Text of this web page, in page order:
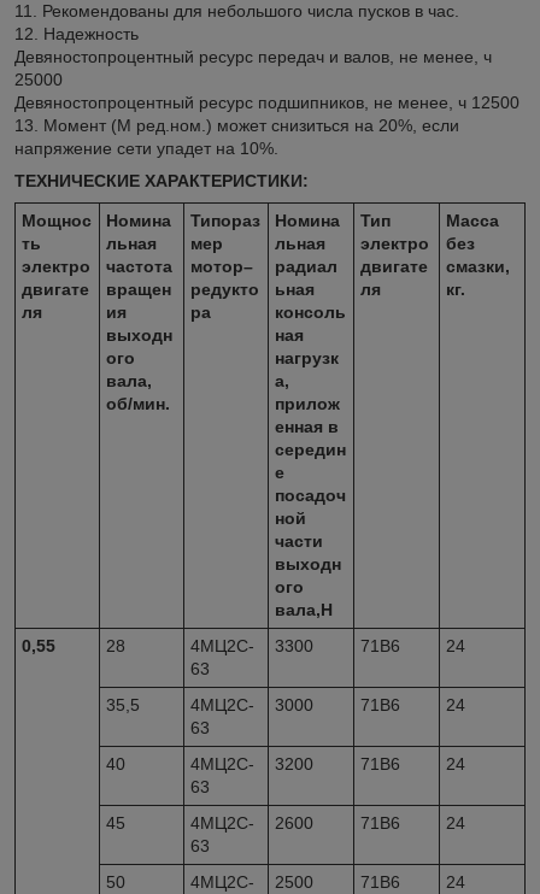
11. Рекомендованы для небольшого числа пусков в час.
12. Надежность
Девяностопроцентный ресурс передач и валов, не менее, ч
25000
Девяностопроцентный ресурс подшипников, не менее, ч 12500
13. Момент (М ред.ном.) может снизиться на 20%, если
напряжение сети упадет на 10%.
ТЕХНИЧЕСКИЕ ХАРАКТЕРИСТИКИ:
Мощнос
ть
электро
двигате
ля
Номина
льная
частота
вращен
ия
выходн
ого
вала,
об/мин.
Типораз
мер
мотор–
редукто
ра
Номина
льная
радиал
ьная
консоль
ная
нагрузк
а,
прилож
енная в
середин
е
посадоч
ной
части
выходн
ого
вала,Н
Тип
электро
двигате
ля
Масса
без
смазки,
кг.
0,55 28
4МЦ2С-
63
3300 71В6 24
35,5
4МЦ2С-
63
3000 71В6 24
40
4МЦ2С-
63
3200 71В6 24
45
4МЦ2С-
63
2600 71В6 24
50
4МЦ2С-
2500 71В6 24